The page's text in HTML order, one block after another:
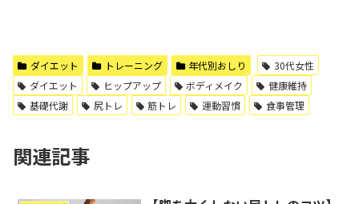
ダイエット トレーニング 年代別おしり
30代女性
ダイエット
ヒップアップ ボディメイク
健康維持
基礎代謝
尻トレ 筋トレ 運動習慣 食事管理
関連記事